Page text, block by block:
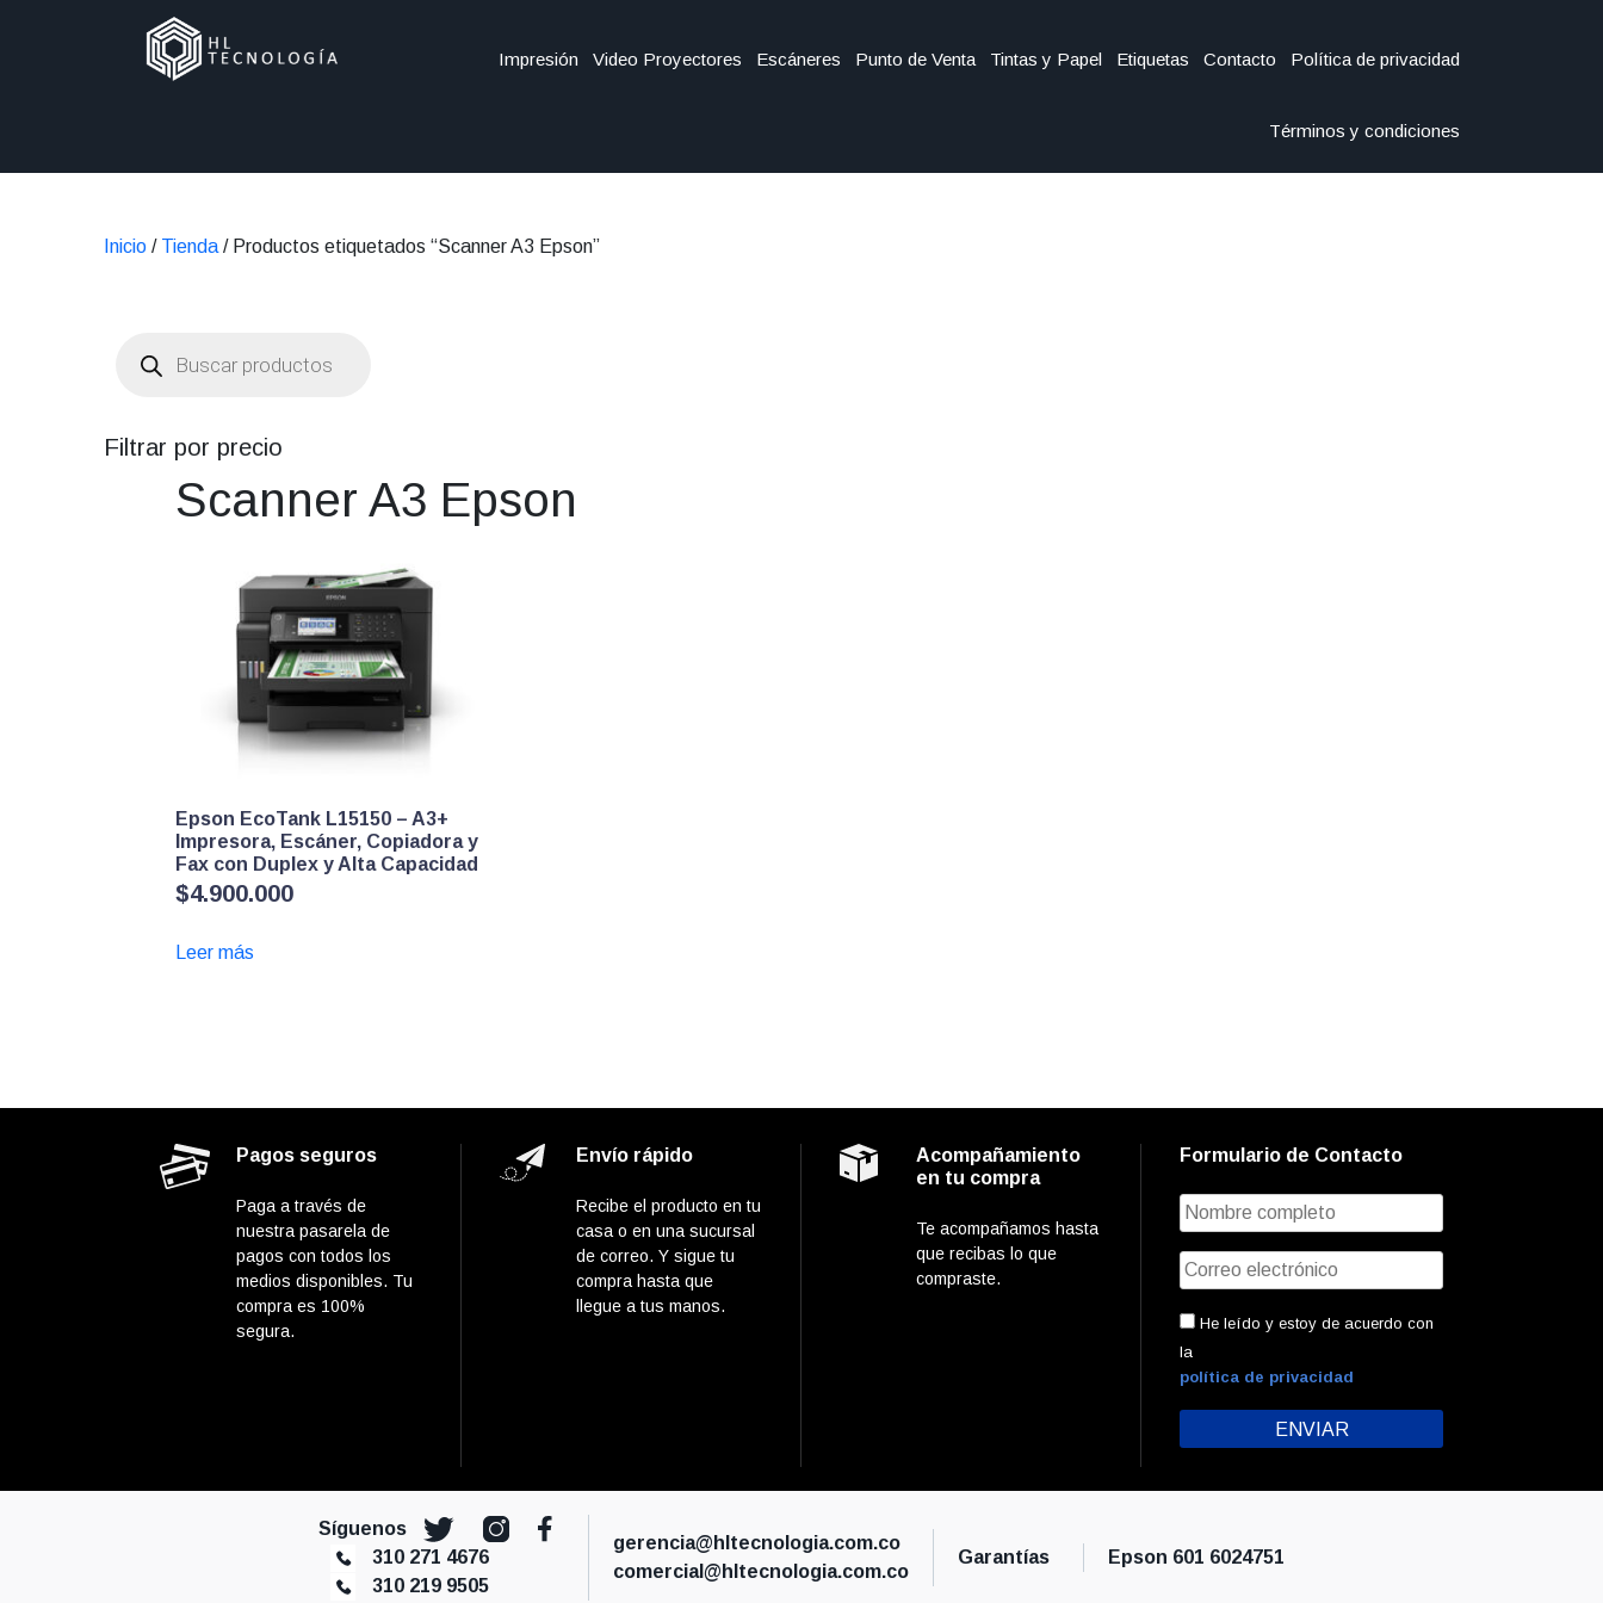
Impresión Video Proyectores Escáneres Punto de Venta Tintas y Papel Etiquetas Contacto Política de privacidad
Términos y condiciones
Inicio / Tienda / Productos etiquetados “Scanner A3 Epson”
productos
Filtrar por precio
Scanner A3 Epson
Epson EcoTank L15150 – A3+
Impresora, Escáner, Copiadora y
Fax con Duplex y Alta Capacidad
$4.900.000
Leer más
Pagos seguros
Paga a través de
nuestra pasarela de
pagos con todos los
medios disponibles. Tu
compra es 100%
segura.
Envío rápido
Recibe el producto en tu
casa o en una sucursal
de correo. Y sigue tu
compra hasta que
llegue a tus manos.
Acompañamiento
en tu compra
Te acompañamos hasta
que recibas lo que
compraste.
Formulario de Contacto
He leído y estoy de acuerdo con
la
política de privacidad
Síguenos
310 271 4676
310 219 9505
gerencia@hltecnologia.com.co
comercial@hltecnologia.com.co
Garantías Epson 601 6024751